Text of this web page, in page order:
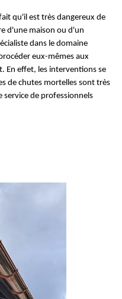
qu'il est très dangereux de
d'une maison ou d'un
dans le domaine
eux-mêmes aux
En effet, les interventions se
de chutes mortelles sont très
service de professionnels